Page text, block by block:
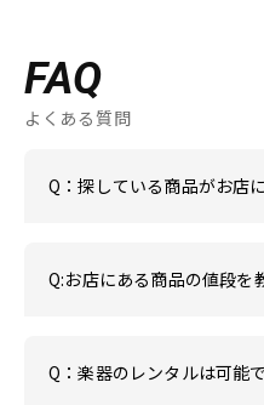
FAQ
よくある質問
Q：探している商品がお店
Q:お店にある商品の値段を
Q：楽器のレンタルは可能